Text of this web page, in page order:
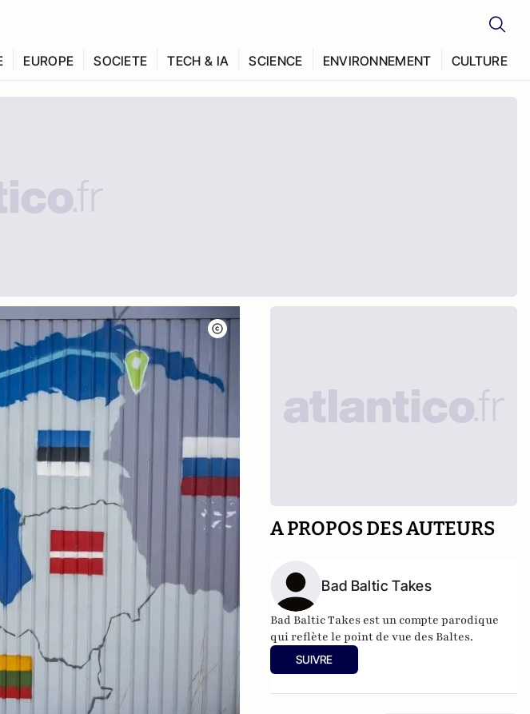
EUROPE SOCIETE TECH & IA SCIENCE ENVIRONNEMENT CULTURE
A PROPOS DES AUTEURS
Bad Baltic Takes
Bad Baltic Takes est un compte parodique
qui reflète le point de vue des Baltes.
SUIVRE